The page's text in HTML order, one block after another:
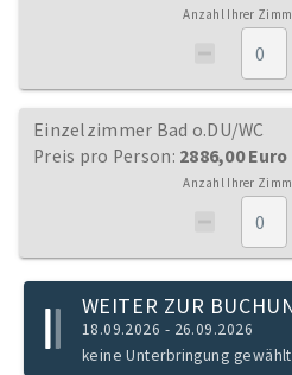
Anzahl Ihrer
Einzelzimmer Bad o.DU/WC
Preis pro Person: 2886,00 Euro
Anzahl Ihrer
WEITER ZUR
18.09.2026 - 26.09.2026
keine Unterbringung gewählt